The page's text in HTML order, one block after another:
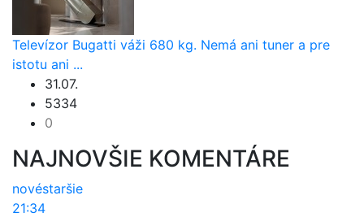
Televízor Bugatti váži 680 kg. Nemá ani tuner a pre
istotu ani ...
31.07.
5334
0
NAJNOVŠIE KOMENTÁRE
novéstaršie
21:34